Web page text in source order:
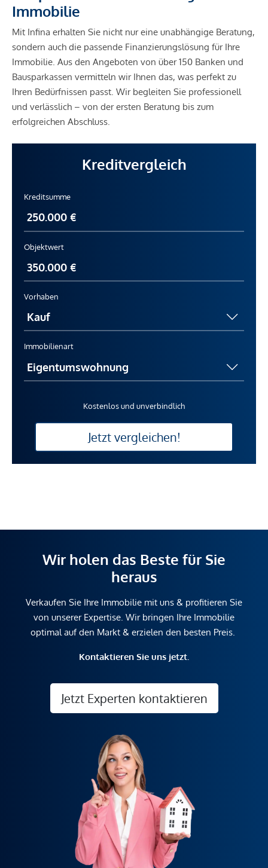
Immobilie
Mit Infina erhalten Sie nicht nur eine unabhängige Beratung,
sondern auch die passende Finanzierungslösung für Ihre
Immobilie. Aus den Angeboten von über 150 Banken und
Bausparkassen vermitteln wir Ihnen das, was perfekt zu
Ihren Bedürfnissen passt. Wir begleiten Sie professionell
und verlässlich – von der ersten Beratung bis zum
erfolgreichen Abschluss.
Kreditvergleich
Kreditsumme
Objektwert
Vorhaben
Immobilienart
Kostenlos und unverbindlich
Jetzt vergleichen!
Wir holen das Beste für Sie
heraus
Verkaufen Sie Ihre Immobilie mit uns & profitieren Sie
von unserer Expertise. Wir bringen Ihre Immobilie
optimal auf den Markt & erzielen den besten Preis.
Kontaktieren Sie uns jetzt.
Jetzt Experten kontaktieren